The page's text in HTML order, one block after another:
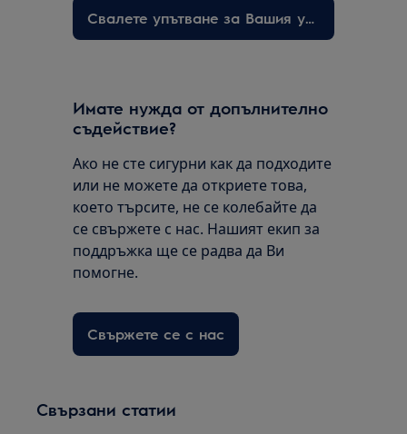
Свалете упътване за Вашия уред
Имате нужда от допълнително
съдействие?
Ако не сте сигурни как да подходите
или не можете да откриете това,
което търсите, не се колебайте да
се свържете с нас. Нашият екип за
поддръжка ще се радва да Ви
помогне.
Свържете се с нас
Свързани статии